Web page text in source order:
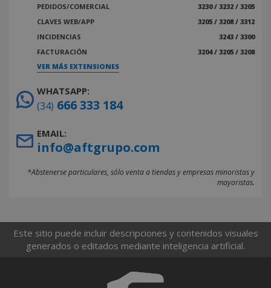
PEDIDOS/COMERCIAL
3230 / 3232 / 3205
CLAVES WEB/APP
3205 / 3208 / 3312
INCIDENCIAS
3243 / 3300
FACTURACIÓN
3204 / 3205 / 3208
VER MÁS EXTENSIONES
WHATSAPP:
(34) 666 333 184
EMAIL:
info@aftgrupo.com
*Abstenerse particulares, sólo venta a tiendas y empresas minoristas y
mayoristas.
Este sitio puede incluir descripciones y contenidos visuales
generados o editados mediante inteligencia artificial.